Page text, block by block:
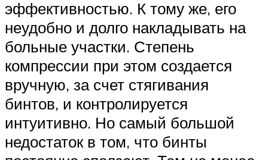
эффективностью. К тому же, его
неудобно и долго накладывать на
больные участки. Степень
компрессии при этом создается
вручную, за счет стягивания
бинтов, и контролируется
интуитивно. Но самый большой
недостаток в том, что бинты